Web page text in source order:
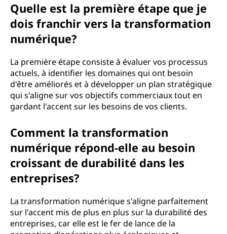
Quelle est la première étape que je
dois franchir vers la transformation
numérique?
La première étape consiste à évaluer vos processus
actuels, à identifier les domaines qui ont besoin
d'être améliorés et à développer un plan stratégique
qui s'aligne sur vos objectifs commerciaux tout en
gardant l'accent sur les besoins de vos clients.
Comment la transformation
numérique répond-elle au besoin
croissant de durabilité dans les
entreprises?
La transformation numérique s'aligne parfaitement
sur l'accent mis de plus en plus sur la durabilité des
entreprises, car elle est le fer de lance de la